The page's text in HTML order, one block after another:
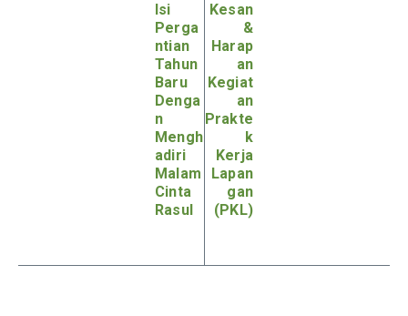
Isi
Perga
ntian
Tahun
Baru
Denga
n
Mengh
adiri
Malam
Cinta
Rasul
Kesan
&
Harap
an
Kegiat
an
Prakte
k
Kerja
Lapan
gan
(PKL)